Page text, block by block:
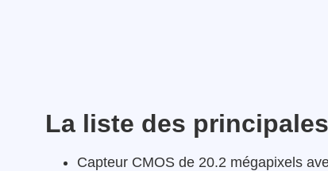
La liste des
Capteur CMOS de 20.2 mégapixels